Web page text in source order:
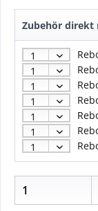
Zubehör direkt